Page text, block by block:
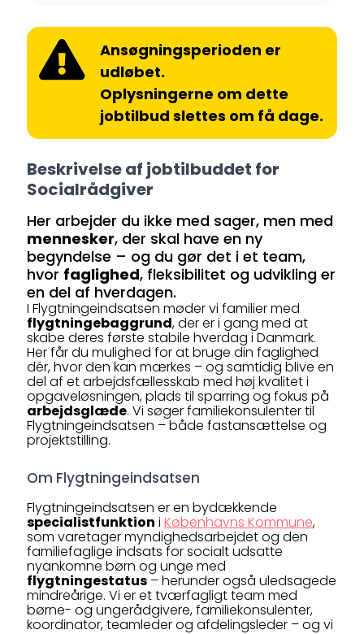
Ansøgningsperioden er
udløbet.
Oplysningerne om dette
jobtilbud slettes om få dage.
Beskrivelse af jobtilbuddet for
Socialrådgiver
Her arbejder du ikke med sager, men med
mennesker, der skal have en ny
begyndelse – og du gør det i et team,
hvor faglighed, fleksibilitet og udvikling er
en del af hverdagen.
I Flygtningeindsatsen møder vi familier med
flygtningebaggrund, der er i gang med at
skabe deres første stabile hverdag i Danmark.
Her får du mulighed for at bruge din faglighed
dér, hvor den kan mærkes – og samtidig blive en
del af et arbejdsfællesskab med høj kvalitet i
opgaveløsningen, plads til sparring og fokus på
arbejdsglæde. Vi søger familiekonsulenter til
Flygtningeindsatsen – både fastansættelse og
projektstilling.
Om Flygtningeindsatsen
Flygtningeindsatsen er en bydækkende
specialistfunktion i Københavns Kommune,
som varetager myndighedsarbejdet og den
familiefaglige indsats for socialt udsatte
nyankomne børn og unge med
flygtningestatus – herunder også uledsagede
mindreårige. Vi er et tværfagligt team med
børne- og ungerådgivere, familiekonsulenter,
koordinator, teamleder og afdelingsleder – og vi